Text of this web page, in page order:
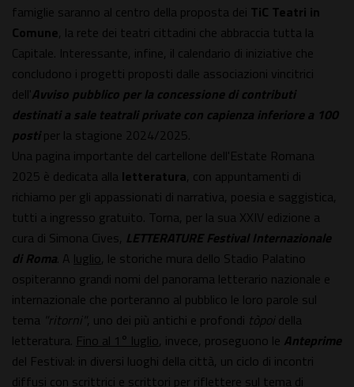
famiglie saranno al centro della proposta dei TiC Teatri in
Comune, la rete dei teatri cittadini che abbraccia tutta la
Capitale. Interessante, infine, il calendario di iniziative che
concludono i progetti proposti dalle associazioni vincitrici
dell'Avviso pubblico per la concessione di contributi
destinati a sale teatrali private con capienza inferiore a 100
postiper la stagione 2024/2025.
Una pagina importante del cartellone dell'Estate Romana
2025 è dedicata alla letteratura, con appuntamenti di
richiamo per gli appassionati di narrativa, poesia e saggistica,
tutti a ingresso gratuito. Torna, per la sua XXIV edizione a
cura di Simona Cives, LETTERATURE Festival Internazionale
di Roma. A luglio, le storiche mura dello Stadio Palatino
ospiteranno grandi nomi del panorama letterario nazionale e
internazionale che porteranno al pubblico le loro parole sul
tema "ritorni" , uno dei più antichi e profondi tòpoidella
letteratura. Fino al 1° luglio, invece, proseguono le Anteprime
del Festival: in diversi luoghi della città, un ciclo di incontri
diffusi con scrittrici e scrittori per riflettere sul tema di